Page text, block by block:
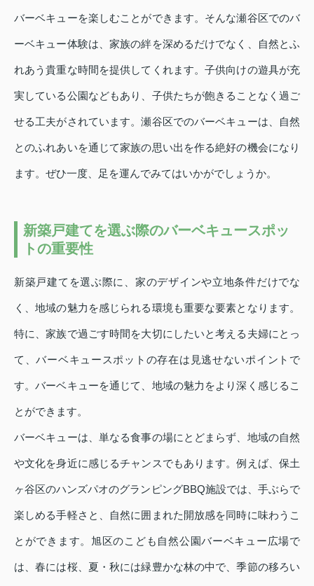
バーベキューを楽しむことができます。そんな瀬谷区でのバ
ーベキュー体験は、家族の絆を深めるだけでなく、自然とふ
れあう貴重な時間を提供してくれます。子供向けの遊具が充
実している公園などもあり、子供たちが飽きることなく過ご
せる工夫がされています。瀬谷区でのバーベキューは、自然
とのふれあいを通じて家族の思い出を作る絶好の機会になり
ます。ぜひ一度、足を運んでみてはいかがでしょうか。
新築戸建てを選ぶ際のバーベキュースポッ
トの重要性
新築戸建てを選ぶ際に、家のデザインや立地条件だけでな
く、地域の魅力を感じられる環境も重要な要素となります。
特に、家族で過ごす時間を大切にしたいと考える夫婦にとっ
て、バーベキュースポットの存在は見逃せないポイントで
す。バーベキューを通じて、地域の魅力をより深く感じるこ
とができます。
バーベキューは、単なる食事の場にとどまらず、地域の自然
や文化を身近に感じるチャンスでもあります。例えば、保土
ヶ谷区のハンズパオのグランピングBBQ施設では、手ぶらで
楽しめる手軽さと、自然に囲まれた開放感を同時に味わうこ
とができます。旭区のこども自然公園バーベキュー広場で
は、春には桜、夏・秋には緑豊かな林の中で、季節の移ろい